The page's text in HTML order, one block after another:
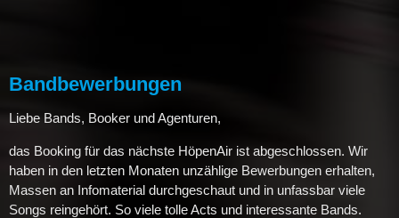
Bandbewerbungen
Liebe Bands, Booker und Agenturen,
das Booking für das nächste HöpenAir ist abgeschlossen. Wir
haben in den letzten Monaten unzählige Bewerbungen erhalten,
Massen an Infomaterial durchgeschaut und in unfassbar viele
Songs reingehört. So viele tolle Acts und interessante Bands.